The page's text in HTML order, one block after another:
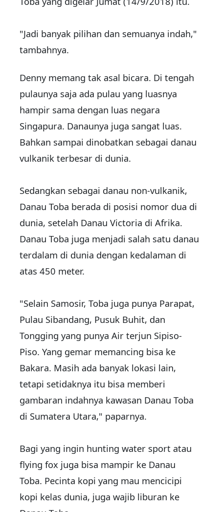
"Jadi banyak pilihan dan semuanya indah,"
tambahnya.
Denny memang tak asal bicara. Di tengah
pulaunya saja ada pulau yang luasnya
hampir sama dengan luas negara
Singapura. Danaunya juga sangat luas.
Bahkan sampai dinobatkan sebagai danau
vulkanik terbesar di dunia.
Sedangkan sebagai danau non-vulkanik,
Danau Toba berada di posisi nomor dua di
dunia, setelah Danau Victoria di Afrika.
Danau Toba juga menjadi salah satu danau
terdalam di dunia dengan kedalaman di
atas 450 meter.
"Selain Samosir, Toba juga punya Parapat,
Pulau Sibandang, Pusuk Buhit, dan
Tongging yang punya Air terjun Sipiso-
Piso. Yang gemar memancing bisa ke
Bakara. Masih ada banyak lokasi lain,
tetapi setidaknya itu bisa memberi
gambaran indahnya kawasan Danau Toba
di Sumatera Utara," paparnya.
Bagi yang ingin hunting water sport atau
flying fox juga bisa mampir ke Danau
Toba. Pecinta kopi yang mau mencicipi
kopi kelas dunia, juga wajib liburan ke